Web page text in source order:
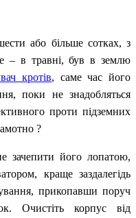
або більше сотках, з
– в травні, був в землю
кротів, саме час його
поки не знадобляться
проти підземних
?
зачепити його лопатою,
краще заздалегідь
прикопавши поруч
Очистіть корпус від